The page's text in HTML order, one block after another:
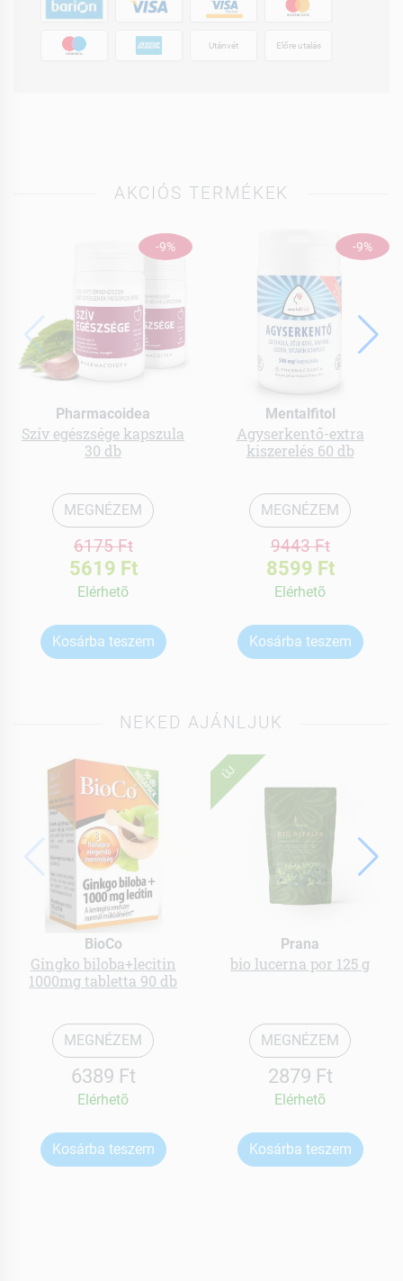
Utánvét Előre utalás
AKCIÓS TERMÉKEK
-9%
Pharmacoidea
Szív egészsége kapszula
30 db
MEGNÉZEM
6175 Ft
5619 Ft
Elérhetõ
Kosárba teszem
-9%
Mentalfitol
Agyserkentő-extra
kiszerelés 60 db
MEGNÉZEM
9443 Ft
8599 Ft
Elérhetõ
Kosárba teszem
NEKED AJÁNLJUK
BioCo
Gingko biloba+lecitin
1000mg tabletta 90 db
MEGNÉZEM
6389 Ft
Elérhetõ
Kosárba teszem
ÚJ
Prana
bio lucerna por 125 g
MEGNÉZEM
2879 Ft
Elérhetõ
Kosárba teszem